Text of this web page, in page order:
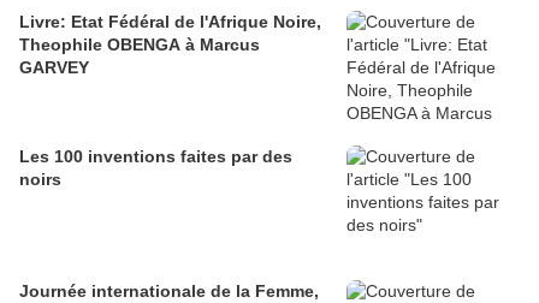
Livre: Etat Fédéral de l'Afrique Noire,
Theophile OBENGA à Marcus
GARVEY
Les 100 inventions faites par des
noirs
Journée internationale de la Femme,